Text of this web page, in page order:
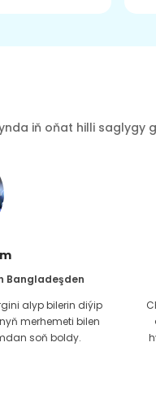
iň oňat hilli saglygy
Bangladeşden
alyp bilerin diýip
merhemeti bilen
soň boldy.